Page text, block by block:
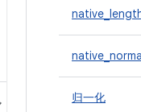
归一化